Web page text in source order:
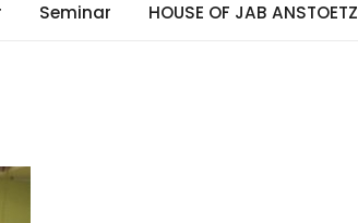
Seminar HOUSE OF JAB ANSTOETZ